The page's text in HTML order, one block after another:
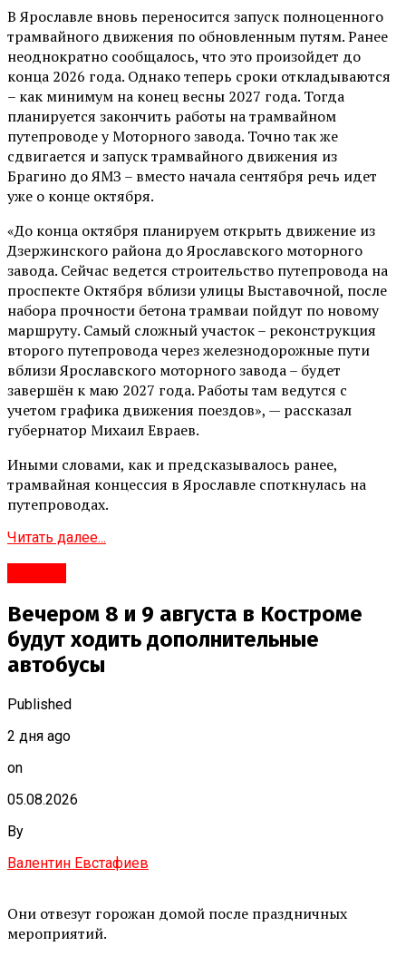
В Ярославле вновь переносится запуск полноценного
трамвайного движения по обновленным путям. Ранее
неоднократно сообщалось, что это произойдет до
конца 2026 года. Однако теперь сроки откладываются
– как минимум на конец весны 2027 года. Тогда
планируется закончить работы на трамвайном
путепроводе у Моторного завода. Точно так же
сдвигается и запуск трамвайного движения из
Брагино до ЯМЗ – вместо начала сентября речь идет
уже о конце октября.
«До конца октября планируем открыть движение из
Дзержинского района до Ярославского моторного
завода. Сейчас ведется строительство путепровода на
проспекте Октября вблизи улицы Выставочной, после
набора прочности бетона трамваи пойдут по новому
маршруту. Самый сложный участок – реконструкция
второго путепровода через железнодорожные пути
вблизи Ярославского моторного завода – будет
завершён к маю 2027 года. Работы там ведутся с
учетом графика движения поездов», — рассказал
губернатор Михаил Евраев.
Иными словами, как и предсказывалось ранее,
трамвайная концессия в Ярославле споткнулась на
путепроводах.
Читать далее...
Вечером 8 и 9 августа в Костроме
будут ходить дополнительные
автобусы
Published
2 дня ago
on
05.08.2026
By
Валентин Евстафиев
Они отвезут горожан домой после праздничных
мероприятий.